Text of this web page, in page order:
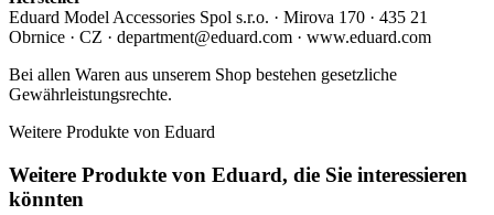
Eduard Model Accessories Spol s.r.o. · Mirova 170 · 435 21
Obrnice · CZ · department@eduard.com · www.eduard.com
Bei allen Waren aus unserem Shop bestehen gesetzliche
Gewährleistungsrechte.
Weitere Produkte von Eduard
Weitere Produkte von Eduard, die Sie interessieren
könnten